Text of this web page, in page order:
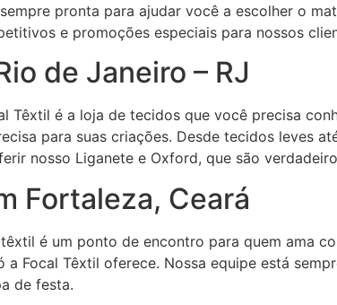
pronta para ajudar você a escolher o
e promoções especiais para nossos
de Janeiro – RJ
Têxtil é a loja de tecidos que você precisa
para suas criações. Desde tecidos leves
nosso Liganete e Oxford, que são
Fortaleza, Ceará
é um ponto de encontro para quem ama
a Focal Têxtil oferece. Nossa equipe está
de festa.